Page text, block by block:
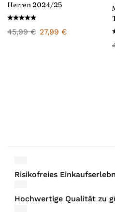
Herren 2024/25
45,99€ 27,99 €
Risikofreies
Hochwertige Qualität zu